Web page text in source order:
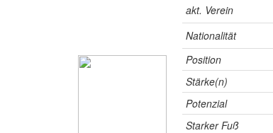
akt. Verein
Nationalität
Position
Stärke(n)
Potenzial
Starker Fuß